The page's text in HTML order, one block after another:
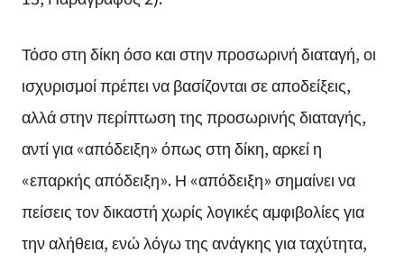
Τόσο στη δίκη όσο και στην προσωρινή διαταγή, οι
ισχυρισμοί πρέπει να βασίζονται σε αποδείξεις,
αλλά στην περίπτωση της προσωρινής διαταγής,
αντί για «απόδειξη» όπως στη δίκη, αρκεί η
«επαρκής απόδειξη». Η «απόδειξη» σημαίνει να
πείσεις τον δικαστή χωρίς λογικές αμφιβολίες για
την αλήθεια, ενώ λόγω της ανάγκης για ταχύτητα,